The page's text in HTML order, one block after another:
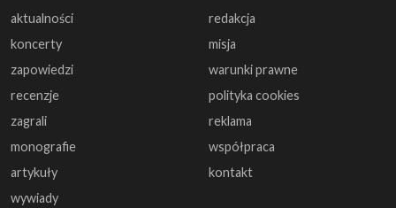
aktualności
koncerty
zapowiedzi
recenzje
zagrali
monografie
artykuły
wywiady
redakcja
misja
warunki prawne
polityka cookies
reklama
współpraca
kontakt